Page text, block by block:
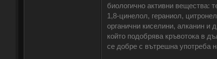
биологично активни вещества:
1,8-цинелол, гераниол,
органични киселини, алканин и
който подобрява кръвотока в
се добре с вътрешна употреба